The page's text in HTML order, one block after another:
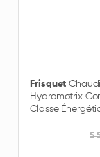
Frisquet
Hydromotrix
Classe
5